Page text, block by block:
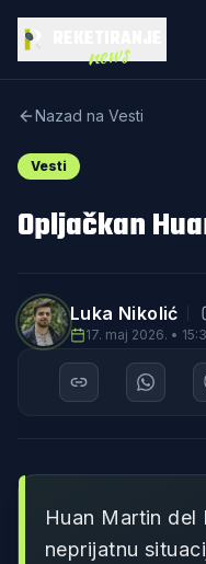
news
Nazad na Vesti
Vesti
Opljačkan
Luka Nikolić
17. maj 2026. •
Huan Martin
neprijatnu